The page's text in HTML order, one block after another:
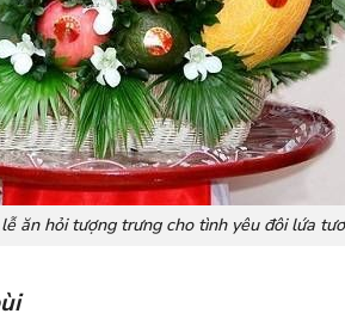
ăn hỏi tượng trưng cho tình yêu đôi lứa